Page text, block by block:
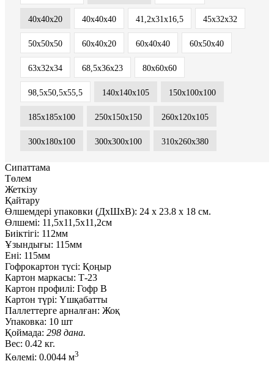
40х40х20 40х40х40 41,2х31х16,5 45х32х32
50х50х50 60х40х20 60х40х40 60х50х40
63х32х34 68,5х36х23 80х60х60
98,5x50,5x55,5 140х140х105 150х100х100
185х185х100 250x150x150 260х120х105
300x180x100 300х300х100 310х260х380
Сипаттама
Төлем
Жеткізу
Қайтару
Өлшемдері упаковки (ДxШxВ): 24 x 23.8 x 18 см.
Өлшемі: 11,5х11,5х11,2см
Биіктігі: 112мм
Ұзындығы: 115мм
Ені: 115мм
Гофрокартон түсі: Қоңыр
Картон маркасы: Т-23
Картон профилі: Гофр В
Картон түрі: Үшқабатты
Паллеттерге арналған: Жоқ
Упаковка: 10 шт
Қоймада: 298 дана.
Вес: 0.42 кг.
Көлемі: 0.0044 м3